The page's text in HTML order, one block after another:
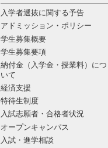
入学者選抜に関する予告
アドミッション・ポリシー
学生募集概要
学生募集要項
納付金（入学金・授業料）につ
いて
経済支援
特待生制度
入試志願者・合格者状況
オープンキャンパス
入試・進学相談